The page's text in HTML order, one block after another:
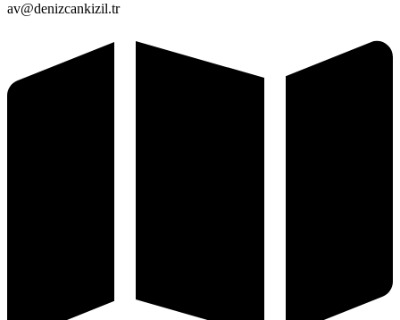
av@denizcankizil.tr